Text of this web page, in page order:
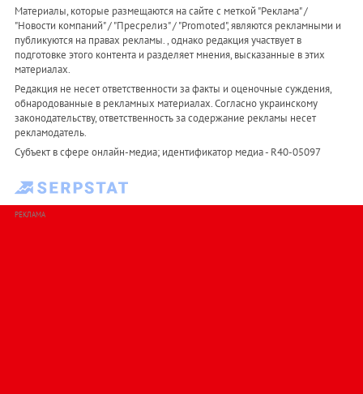
Материалы, которые размещаются на сайте с меткой "Реклама" /
"Новости компаний" / "Пресрелиз" / "Promoted", являются рекламными и
публикуются на правах рекламы. , однако редакция участвует в
подготовке этого контента и разделяет мнения, высказанные в этих
материалах.
Редакция не несет ответственности за факты и оценочные суждения,
обнародованные в рекламных материалах. Согласно украинскому
законодательству, ответственность за содержание рекламы несет
рекламодатель.
Субъект в сфере онлайн-медиа; идентификатор медиа - R40-05097
РЕКЛАМА